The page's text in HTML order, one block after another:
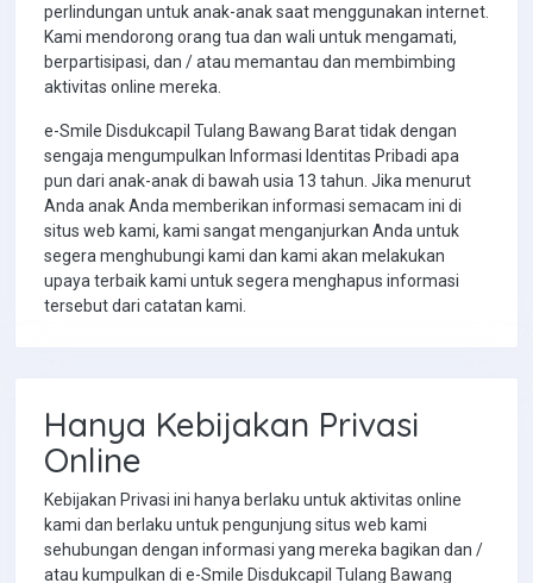
perlindungan untuk anak-anak saat menggunakan internet.
Kami mendorong orang tua dan wali untuk mengamati,
berpartisipasi, dan / atau memantau dan membimbing
aktivitas online mereka.
e-Smile Disdukcapil Tulang Bawang Barat tidak dengan
sengaja mengumpulkan Informasi Identitas Pribadi apa
pun dari anak-anak di bawah usia 13 tahun. Jika menurut
Anda anak Anda memberikan informasi semacam ini di
situs web kami, kami sangat menganjurkan Anda untuk
segera menghubungi kami dan kami akan melakukan
upaya terbaik kami untuk segera menghapus informasi
tersebut dari catatan kami.
Hanya Kebijakan Privasi
Online
Kebijakan Privasi ini hanya berlaku untuk aktivitas online
kami dan berlaku untuk pengunjung situs web kami
sehubungan dengan informasi yang mereka bagikan dan /
atau kumpulkan di e-Smile Disdukcapil Tulang Bawang